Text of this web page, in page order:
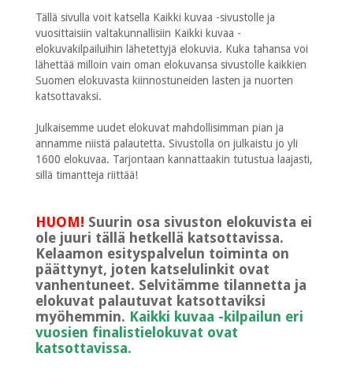
Tällä sivulla voit katsella Kaikki kuvaa -sivustolle ja
vuosittaisiin valtakunnallisiin Kaikki kuvaa -
elokuvakilpailuihin lähetettyjä elokuvia. Kuka tahansa voi
lähettää milloin vain oman elokuvansa sivustolle kaikkien
Suomen elokuvasta kiinnostuneiden lasten ja nuorten
katsottavaksi.
Julkaisemme uudet elokuvat mahdollisimman pian ja
annamme niistä palautetta. Sivustolla on julkaistu jo yli
1600 elokuvaa. Tarjontaan kannattaakin tutustua laajasti,
sillä timantteja riittää!
HUOM! Suurin osa sivuston elokuvista ei
ole juuri tällä hetkellä katsottavissa.
Kelaamon esityspalvelun toiminta on
päättynyt, joten katselulinkit ovat
vanhentuneet. Selvitämme tilannetta ja
elokuvat palautuvat katsottaviksi
myöhemmin. Kaikki kuvaa -kilpailun eri
vuosien finalistielokuvat ovat
katsottavissa.